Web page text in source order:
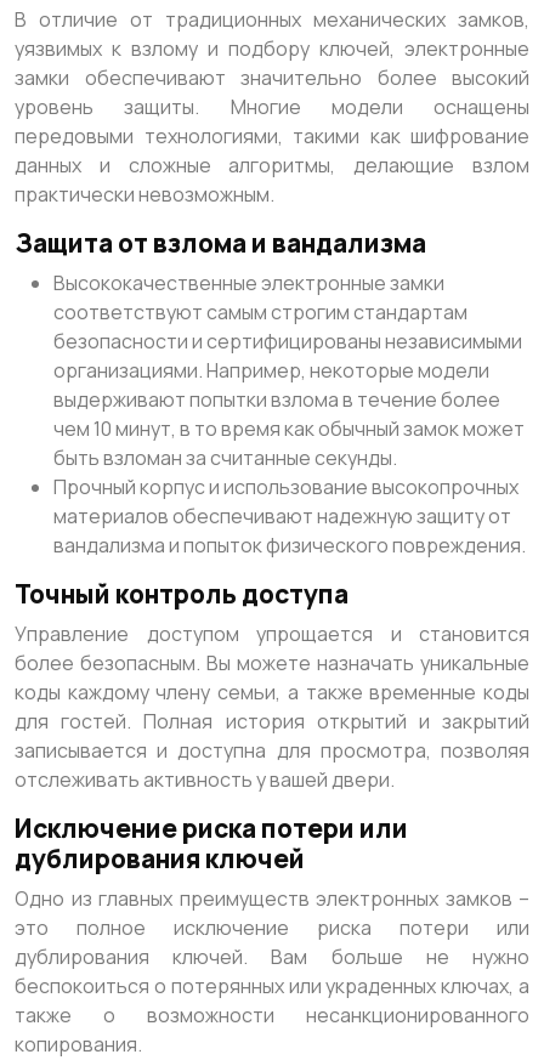
В отличие от традиционных механических замков,
уязвимых к взлому и подбору ключей, электронные
замки обеспечивают значительно более высокий
уровень защиты. Многие модели оснащены
передовыми технологиями, такими как шифрование
данных и сложные алгоритмы, делающие взлом
практически невозможным.
Защита от взлома и вандализма
Высококачественные электронные замки
соответствуют самым строгим стандартам
безопасности и сертифицированы независимыми
организациями. Например, некоторые модели
выдерживают попытки взлома в течение более
чем 10 минут, в то время как обычный замок может
быть взломан за считанные секунды.
Прочный корпус и использование высокопрочных
материалов обеспечивают надежную защиту от
вандализма и попыток физического повреждения.
Точный контроль доступа
Управление доступом упрощается и становится
более безопасным. Вы можете назначать уникальные
коды каждому члену семьи, а также временные коды
для гостей. Полная история открытий и закрытий
записывается и доступна для просмотра, позволяя
отслеживать активность у вашей двери.
Исключение риска потери или
дублирования ключей
Одно из главных преимуществ электронных замков –
это полное исключение риска потери или
дублирования ключей. Вам больше не нужно
беспокоиться о потерянных или украденных ключах, а
также о возможности несанкционированного
копирования.